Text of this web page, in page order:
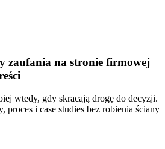
zaufania na stronie firmowej
wtedy, gdy skracają drogę do decyzji.
proces i case studies bez robienia ściany